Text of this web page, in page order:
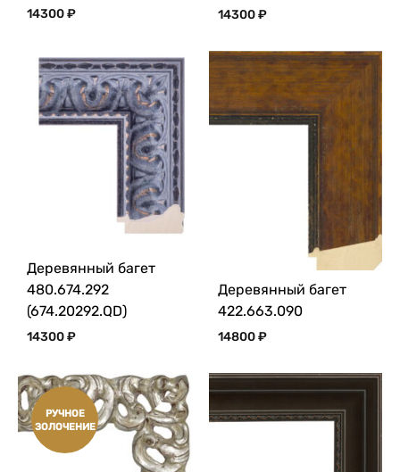
14300₽ 14300₽
Деревянный багет
480.674.292
(674.20292.QD)
14300₽
Деревянный багет
422.663.090
14800₽
РУЧНОЕ
ЗОЛОЧЕНИЕ